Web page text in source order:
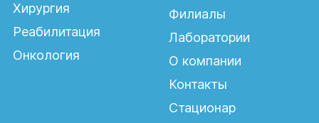
Хирургия
Реабилитация
Онкология
Филиалы
Лаборатории
О компании
Контакты
Стационар